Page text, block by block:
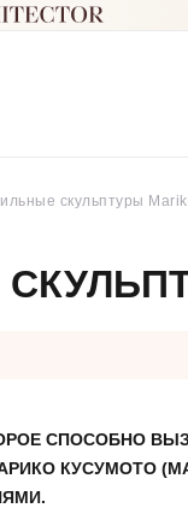
скульптуры
СПОСОБНО
КУСУМОТО